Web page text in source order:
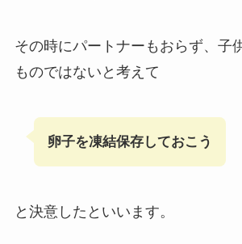
その時にパートナーもおらず、子
ものではないと考えて
卵子を凍結保存しておこう
と決意したといいます。